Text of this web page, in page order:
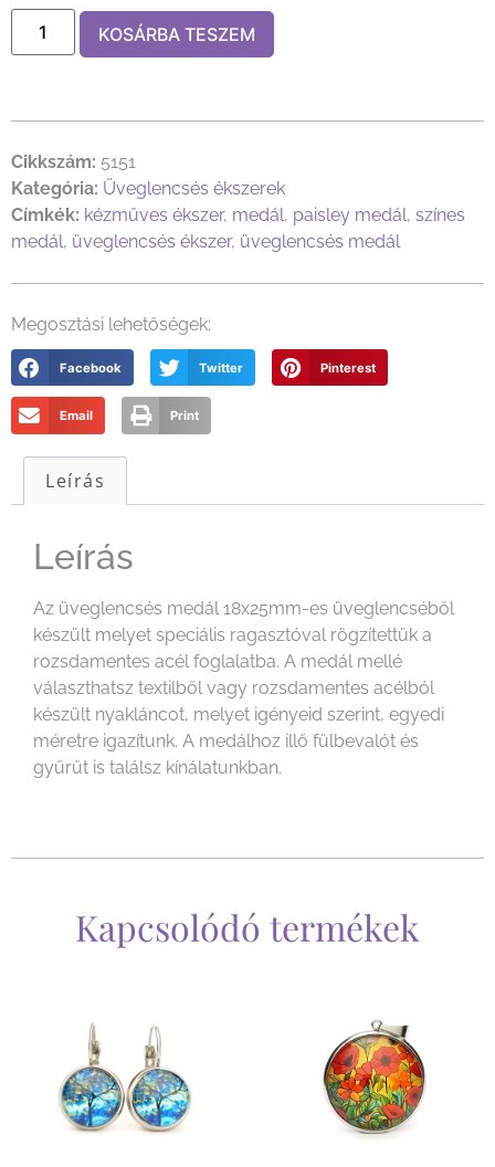
KOSÁRBA TESZEM
Cikkszám: 5151
Kategória: Üveglencsés ékszerek
Címkék: kézműves ékszer, medál, paisley medál, színes
medál, üveglencsés ékszer, üveglencsés medál
Megosztási lehetőségek:
Facebook Twitter Pinterest
Email Print
Leírás
Leírás
Az üveglencsés medál 18x25mm-es üveglencséből
készült melyet speciális ragasztóval rögzítettük a
rozsdamentes acél foglalatba. A medál mellé
választhatsz textilből vagy rozsdamentes acélból
készült nyakláncot, melyet igényeid szerint, egyedi
méretre igazítunk. A medálhoz illő fülbevalót és
gyűrűt is találsz kínálatunkban.
Kapcsolódó termékek